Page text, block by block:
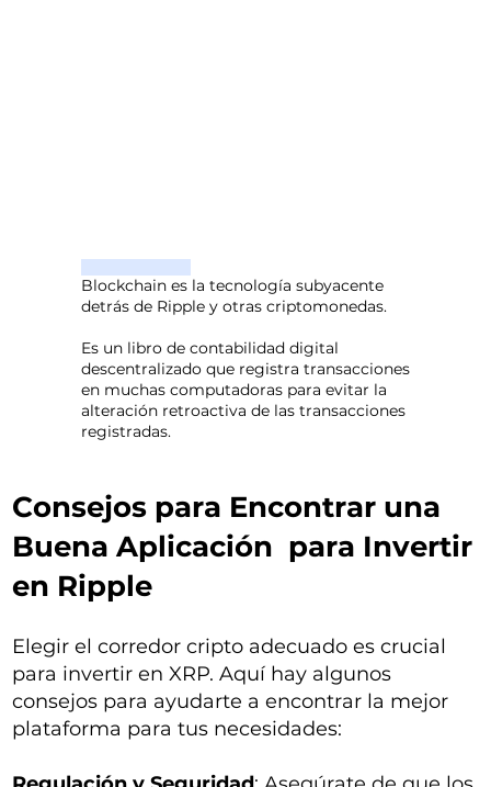
Blockchain es la tecnología subyacente
detrás de Ripple y otras criptomonedas.
Es un libro de contabilidad digital
descentralizado que registra transacciones
en muchas computadoras para evitar la
alteración retroactiva de las transacciones
registradas.
Consejos para Encontrar una
Buena Aplicación para Invertir
en Ripple
Elegir el corredor cripto adecuado es crucial
para invertir en XRP. Aquí hay algunos
consejos para ayudarte a encontrar la mejor
plataforma para tus necesidades: